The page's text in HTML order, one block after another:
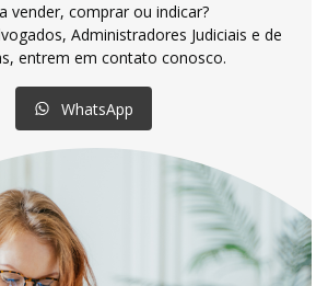
vender, comprar ou indicar?
Administradores Judiciais e de
entrem em contato conosco.
WhatsApp